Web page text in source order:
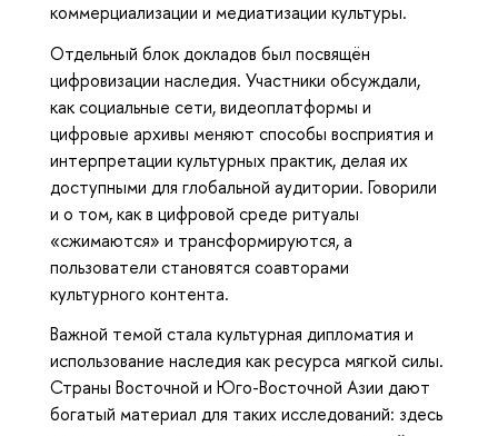
коммерциализации и медиатизации культуры.
Отдельный блок докладов был посвящён
цифровизации наследия. Участники обсуждали,
как социальные сети, видеоплатформы и
цифровые архивы меняют способы восприятия и
интерпретации культурных практик, делая их
доступными для глобальной аудитории. Говорили
и о том, как в цифровой среде ритуалы
«сжимаются» и трансформируются, а
пользователи становятся соавторами
культурного контента.
Важной темой стала культурная дипломатия и
использование наследия как ресурса мягкой силы.
Страны Восточной и Юго-Восточной Азии дают
богатый материал для таких исследований: здесь